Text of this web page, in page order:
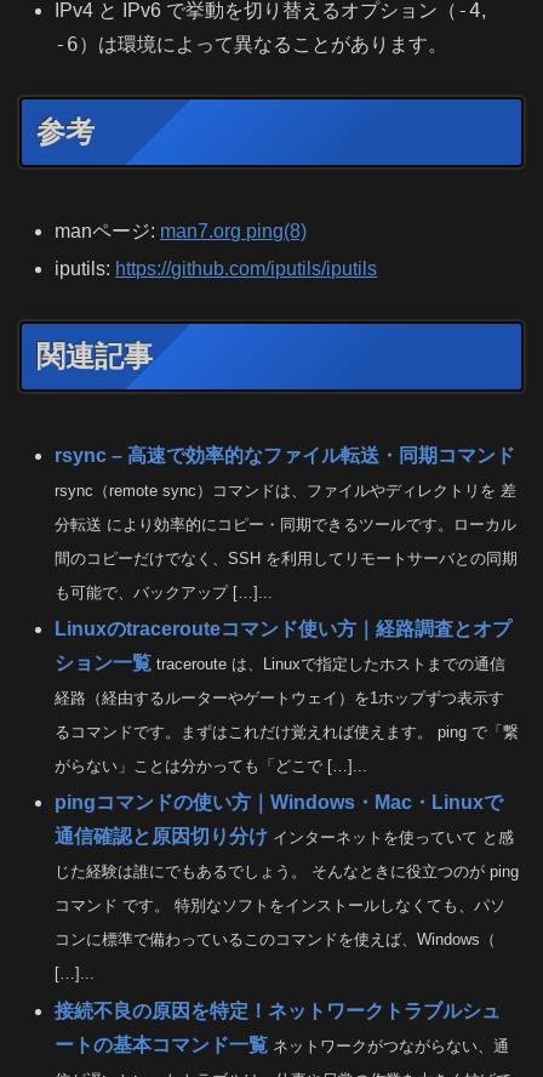
IPv4 と IPv6 で挙動を切り替えるオプション（ -4,
-6）は環境によって異なることがあります。
参考
manページ: man7.org ping(8)
iputils: https://github.com/iputils/iputils
関連記事
rsync – 高速で効率的なファイル転送・同期コマンド
rsync（remote sync）コマンドは、ファイルやディレクトリを 差
分転送 により効率的にコピー・同期できるツールです。ローカル
間のコピーだけでなく、SSH を利用してリモートサーバとの同期
も可能で、バックアップ […]...
Linuxのtracerouteコマンド使い方｜経路調査とオプ
ション一覧 traceroute は、Linuxで指定したホストまでの通信
経路（経由するルーターやゲートウェイ）を1ホップずつ表示す
るコマンドです。まずはこれだけ覚えれば使えます。 ping で「繋
がらない」ことは分かっても「どこで […]...
pingコマンドの使い方｜Windows・Mac・Linuxで
通信確認と原因切り分け インターネットを使っていて と感
じた経験は誰にでもあるでしょう。 そんなときに役立つのが ping
コマンド です。 特別なソフトをインストールしなくても、パソ
コンに標準で備わっているこのコマンドを使えば、Windows（
[…]...
接続不良の原因を特定！ネットワークトラブルシュ
ートの基本コマンド一覧 ネットワークがつながらない、通